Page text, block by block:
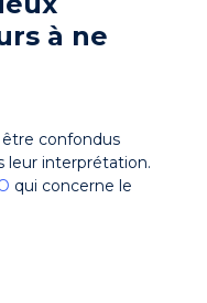
à ne
confondus
leur interprétation.
qui concerne le